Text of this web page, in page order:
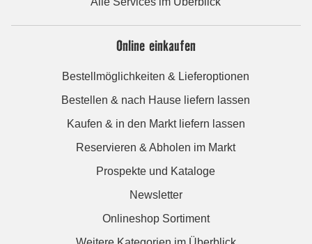
Online einkaufen
Bestellmöglichkeiten & Lieferoptionen
Bestellen & nach Hause liefern lassen
Kaufen & in den Markt liefern lassen
Reservieren & Abholen im Markt
Prospekte und Kataloge
Newsletter
Onlineshop Sortiment